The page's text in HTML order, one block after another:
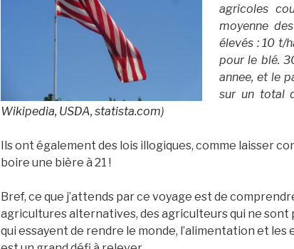
agricoles
moyenne
élevés : 10 t/
pour le blé.
annee, et le
sur un total
Wikipedia, USDA, statista.com)
Ils ont également des lois illogiques, comme laisser
boire une bière à 21 !
Bref, ce que j’attends par ce voyage est de
agricultures alternatives, des agriculteurs qui ne sont
qui essayent de rendre le monde, l’alimentation et